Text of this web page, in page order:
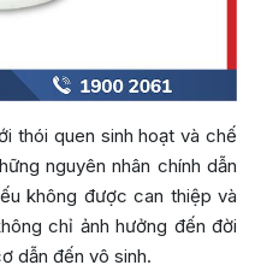
thói quen sinh hoạt và chế
nguyên nhân chính dẫn
không được can thiệp và
chỉ ảnh hưởng đến đời
dẫn đến vô sinh.